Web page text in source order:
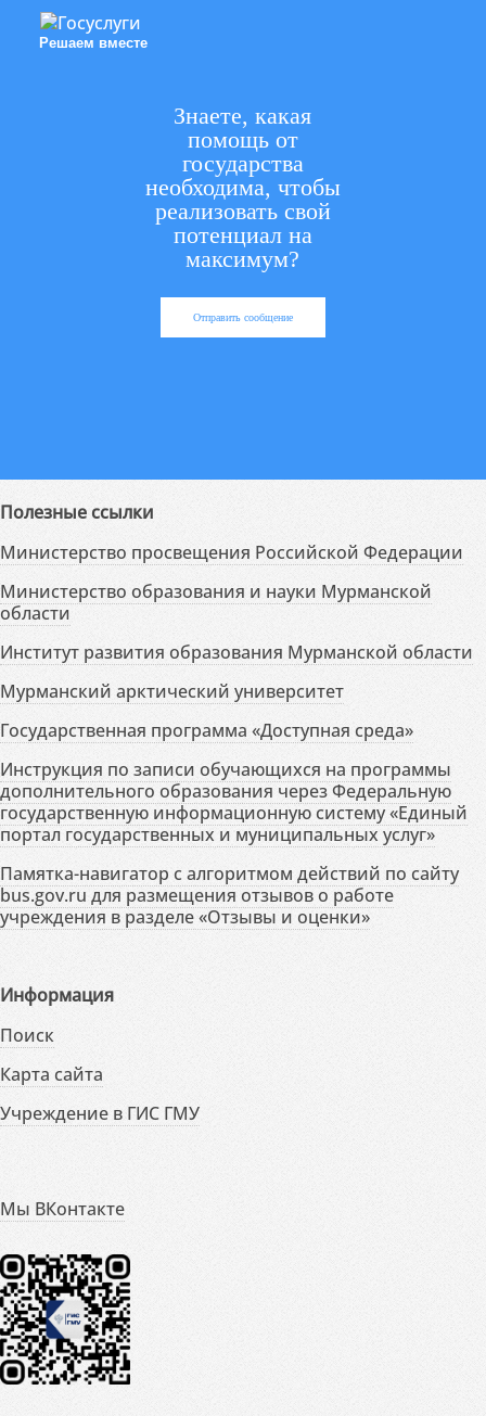
Решаем вместе
Знаете, какая
помощь от
государства
необходима, чтобы
реализовать свой
потенциал на
максимум?
Отправить сообщение
Полезные ссылки
Министерство просвещения Российской Федерации
Министерство образования и науки Мурманской
области
Институт развития образования Мурманской области
Мурманский арктический университет
Государственная программа «Доступная среда»
Инструкция по записи обучающихся на программы
дополнительного образования через Федеральную
государственную информационную систему «Единый
портал государственных и муниципальных услуг»
Памятка-навигатор с алгоритмом действий по сайту
bus.gov.ru для размещения отзывов о работе
учреждения в разделе «Отзывы и оценки»
Информация
Поиск
Карта сайта
Учреждение в ГИС ГМУ
Мы ВКонтакте